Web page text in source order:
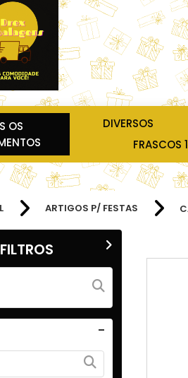
OS
DIVERSOS
FRASCOS
ARTIGOS P/ FESTAS
FILTROS